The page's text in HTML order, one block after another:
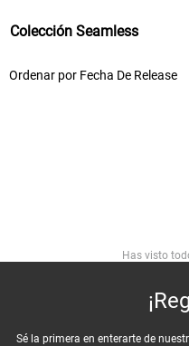
Colección Seamless
Ordenar por Fecha De Release
Has visto
Sé la primera en enterarte de